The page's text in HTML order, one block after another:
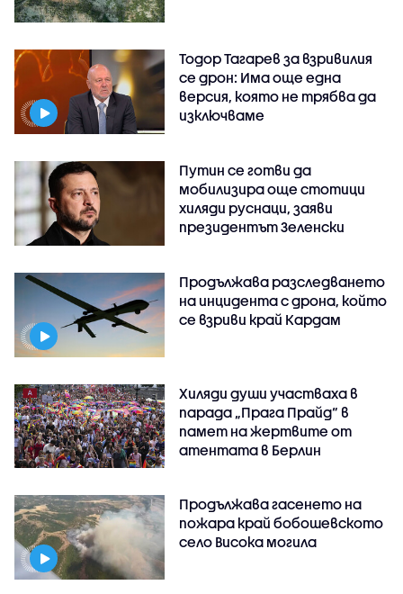
Тодор Тагарев за взривилия
се дрон: Има още една
версия, която не трябва да
изключваме
Путин се готви да
мобилизира още стотици
хиляди руснаци, заяви
президентът Зеленски
Продължава разследването
на инцидента с дрона, който
се взриви край Кардам
Хиляди души участваха в
парада „Прага Прайд“ в
памет на жертвите от
атентата в Берлин
Продължава гасенето на
пожара край бобошевското
село Висока могила